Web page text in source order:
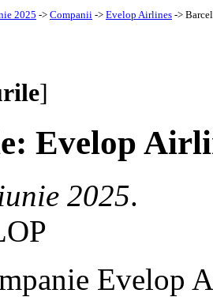
2025 -> Companii -> Evelop Airlines ->
]
Evelop
2025.
Evelop